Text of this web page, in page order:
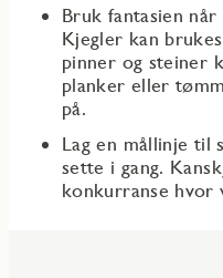
Bruk fantasien
Kjegler kan
pinner og steiner
planker eller
på.
Lag en mållinje til
sette i gang.
konkurranse hvor